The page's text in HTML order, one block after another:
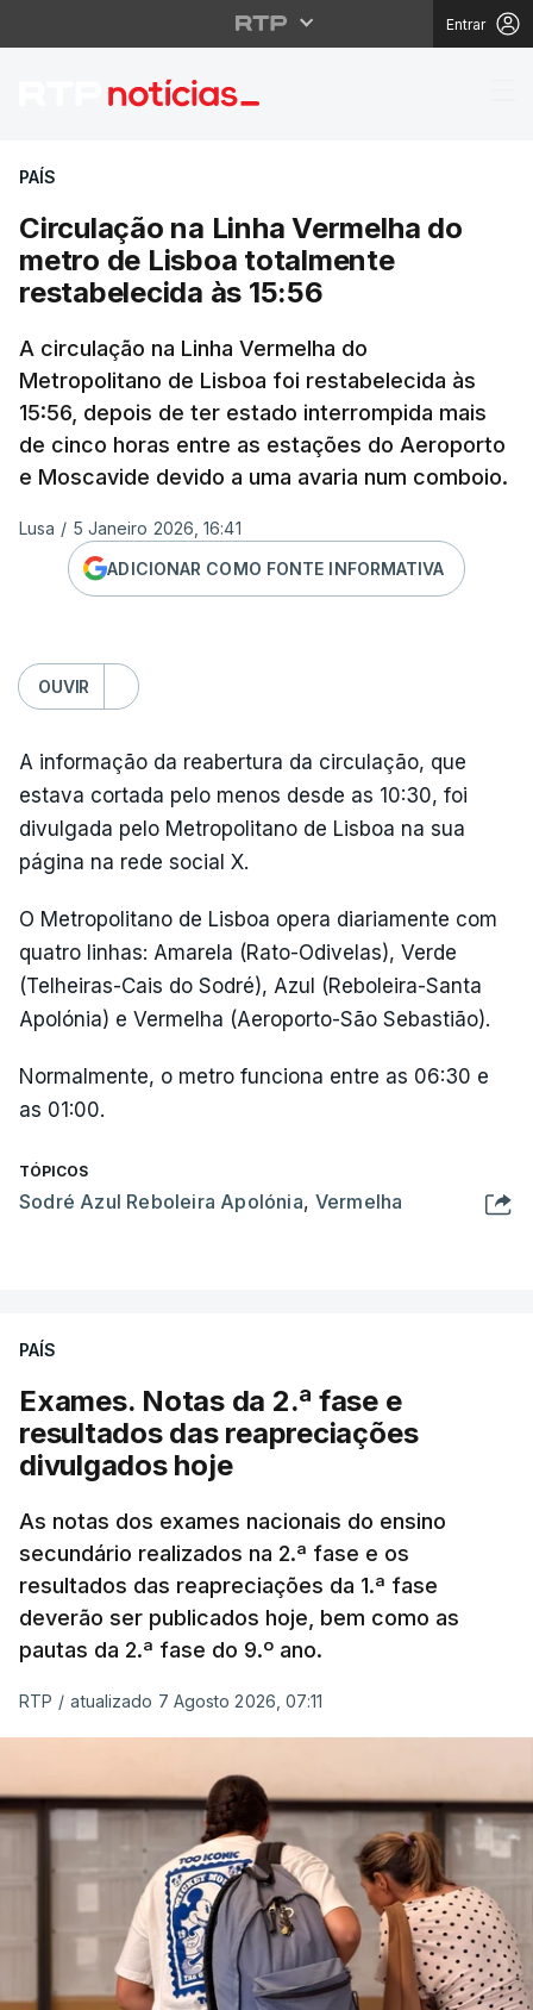
Entrar
Circulação na Linha
PAÍS
Circulação na Linha Vermelha do
metro de Lisboa totalmente
restabelecida às 15:56
A circulação na Linha Vermelha do
Metropolitano de Lisboa foi restabelecida às
15:56, depois de ter estado interrompida mais
de cinco horas entre as estações do Aeroporto
e Moscavide devido a uma avaria num comboio.
Lusa / 5 Janeiro 2026, 16:41
ADICIONAR COMO FONTE INFORMATIVA
OUVIR
A informação da reabertura da circulação, que
estava cortada pelo menos desde as 10:30, foi
divulgada pelo Metropolitano de Lisboa na sua
página na rede social X.
O Metropolitano de Lisboa opera diariamente com
quatro linhas: Amarela (Rato-Odivelas), Verde
(Telheiras-Cais do Sodré), Azul (Reboleira-Santa
Apolónia) e Vermelha (Aeroporto-São Sebastião).
Normalmente, o metro funciona entre as 06:30 e
as 01:00.
TÓPICOS
Sodré Azul Reboleira Apolónia, Vermelha
PAÍS
Exames. Notas da 2.ª fase e
resultados das reapreciações
divulgados hoje
As notas dos exames nacionais do ensino
secundário realizados na 2.ª fase e os
resultados das reapreciações da 1.ª fase
deverão ser publicados hoje, bem como as
pautas da 2.ª fase do 9.º ano.
RTP / atualizado 7 Agosto 2026, 07:11